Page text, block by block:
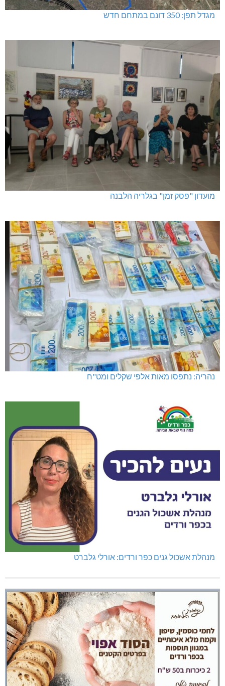
מגדל תפן: 350 דונם במתחם חדש
מועדון "פסק זמן" בגלריה הלבנה
נהריה: נתפסו מאות אלפי שקלים ומט"ח
מנהלת אשכול גנים כפר ורדים: אורלי גלברט